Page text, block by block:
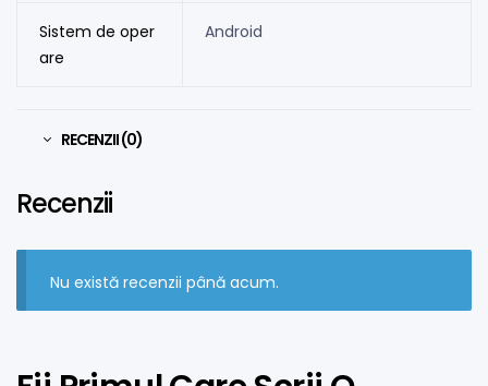
Sistem de oper
are
Android
RECENZII (0)
Recenzii
Nu există recenzii până acum.